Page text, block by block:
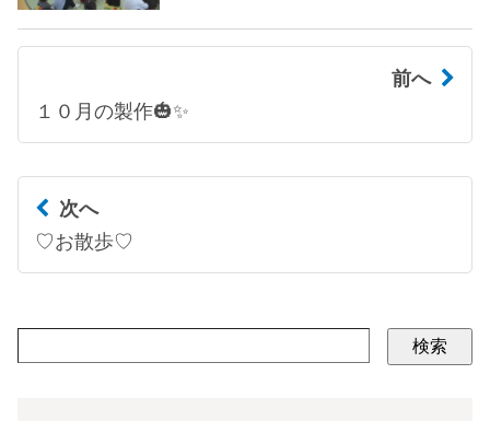
前へ
１０月の製作🎃✨
次へ
♡お散歩♡
検索